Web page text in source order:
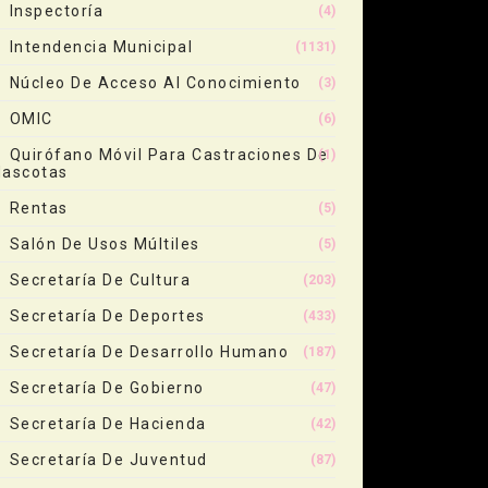
Inspectoría (4)
Intendencia Municipal (1131)
Núcleo De Acceso Al Conocimiento (3)
OMIC (6)
Quirófano Móvil Para Castraciones De(1)
Rentas (5)
Salón De Usos Múltiles (5)
Secretaría De Cultura (203)
Secretaría De Deportes (433)
Secretaría De Desarrollo Humano (187)
Secretaría De Gobierno (47)
Secretaría De Hacienda (42)
Secretaría De Juventud (87)